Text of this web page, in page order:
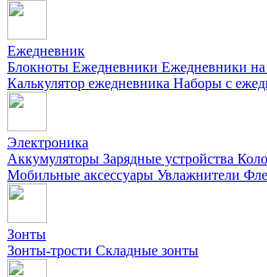
Ежедневник
Блокноты Ежедневники Ежедневники на
Калькулятор ежедневника Наборы с
Электроника
Аккумуляторы Зарядные устройства
Мобильные аксессуары Увлажнители
Зонты
Зонты-трости Складные зонты